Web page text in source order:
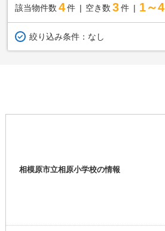
該当物件数 4件 空き数 3 件 1～4
絞り込み条件： なし
相模原市立相原小学校の情報